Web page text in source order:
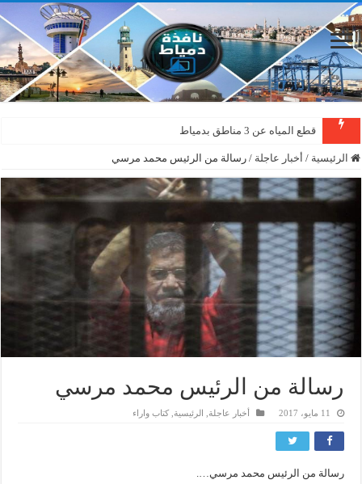
قطع المياه عن 3 مناطق بدمياط
الرئيسية / أخبار عاجلة / رسالة من الرئيس محمد مرسي
رسالة من الرئيس محمد مرسي
11 مايو، 2017 أخبار عاجلة الرئيسية ,كتاب واراء
رسالة من الرئيس محمد مرسي….